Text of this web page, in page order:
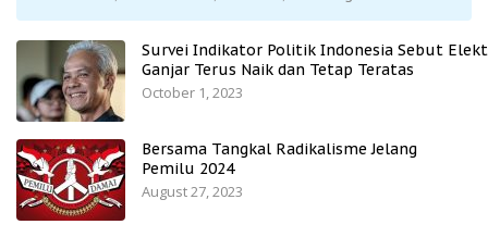
Survei Indikator Politik Indonesia Sebut
Ganjar Terus Naik dan Tetap Teratas
October 1, 2023
Bersama Tangkal Radikalisme Jelang
Pemilu 2024
August 27, 2023